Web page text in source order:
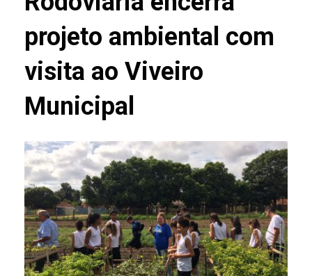
projeto ambiental com
visita ao Viveiro
Municipal